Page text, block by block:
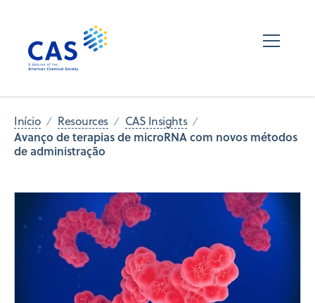
Início Resources CAS Insights
Avanço de terapias de microRNA com novos métodos
de administração